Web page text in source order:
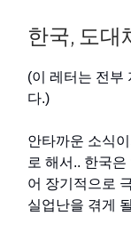
한국, 도대
(이 레터는 전부
다.)
안타까운 소식
로 해서.. 한국
어 장기적으로
실업난을 겪게